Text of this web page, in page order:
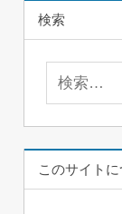
シ
検索
このサイトに